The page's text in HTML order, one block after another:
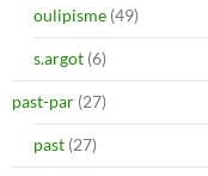
oulipisme (49)
s.argot (6)
past-par (27)
past (27)